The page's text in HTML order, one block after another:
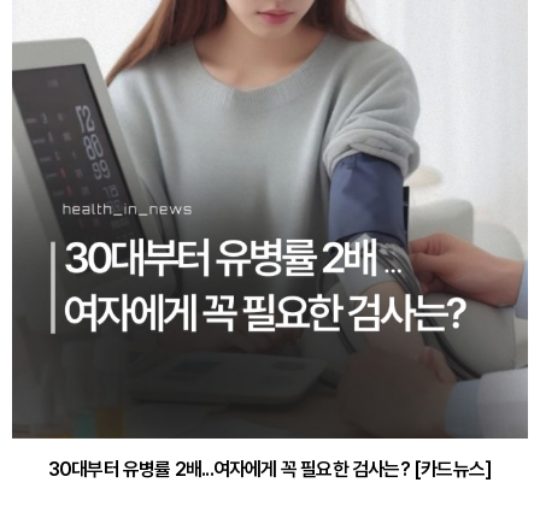
30대부터 유병률 2배...여자에게 꼭 필요한 검사는? [카드뉴스]
감기·독감 예방하고 면역력 높이는 4가지 영양제 [카드뉴스]